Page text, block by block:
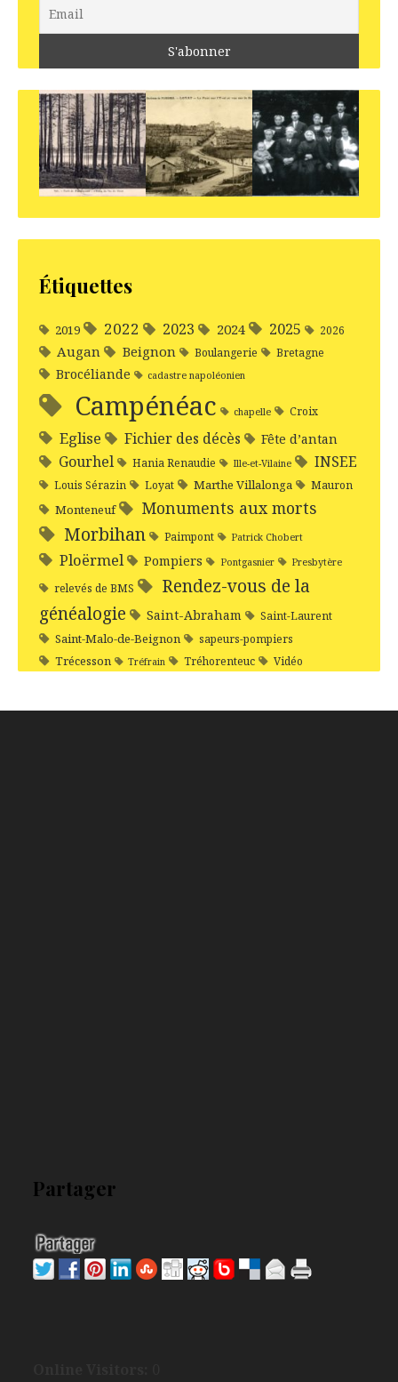
Étiquettes
2019 2022 2023 2024 2025 2026
Augan Beignon Boulangerie Bretagne
Brocéliande cadastre napoléonien
Campénéac chapelle Croix
Eglise Fichier des décès Fête d’antan
Gourhel Hania Renaudie Ille-et-Vilaine INSEE
Louis Sérazin Loyat Marthe Villalonga Mauron
Monteneuf Monuments aux morts
Morbihan Paimpont Patrick Chobert
Ploërmel Pompiers Pontgasnier Presbytère
relevés de BMS
Rendez-vous de la
généalogie
Saint-Abraham Saint-Laurent
Saint-Malo-de-Beignon sapeurs-pompiers
Trécesson Tréfrain Tréhorenteuc Vidéo
Partager